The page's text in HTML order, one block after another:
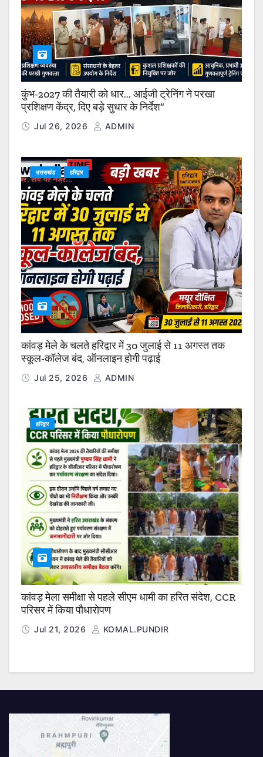
कुंभ-2027 की तैयारी को धार… आईजी ट्रेनिंग ने परखा
प्रशिक्षण केंद्र, दिए बड़े सुधार के निर्देश”
Jul 26, 2026 ADMIN
उत्तराखंड हरिद्वार
कांवड़ मेले के चलते हरिद्वार में 30 जुलाई से 11 अगस्त तक
स्कूल-कॉलेज बंद, ऑनलाइन होगी पढ़ाई
Jul 25, 2026 ADMIN
हरिद्वार
कांवड़ मेला समीक्षा से पहले सीएम धामी का हरित संदेश, CCR
परिसर में किया पौधारोपण
Jul 21, 2026 KOMAL.PUNDIR